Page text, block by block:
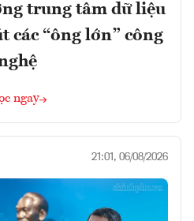
trung tâm dữ liệu
các “ông lớn” công
ngay
21:01, 06/08/2026